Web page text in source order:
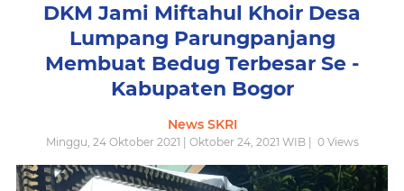
DKM Jami Miftahul Khoir Desa
Lumpang Parungpanjang
Membuat Bedug Terbesar Se -
Kabupaten Bogor
News SKRI
Minggu, 24 Oktober 2021 | Oktober 24, 2021 WIB | 0Views